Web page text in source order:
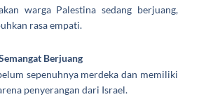
warga Palestina sedang berjuang,
rasa empati.
Berjuang
sepenuhnya merdeka dan memiliki
penyerangan dari Israel.